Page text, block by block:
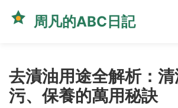
周凡的ABC日記
去漬油用途全解析：
污、保養的萬用秘訣